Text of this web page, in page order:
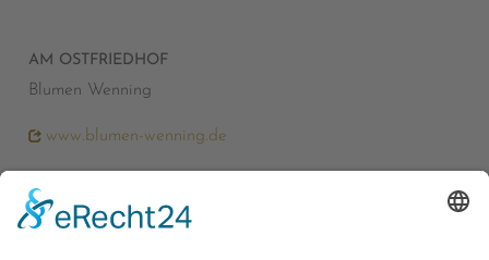
AM OSTFRIEDHOF
Blumen Wenning
www.blumen-wenning.de
IN KIRCHHELLEN